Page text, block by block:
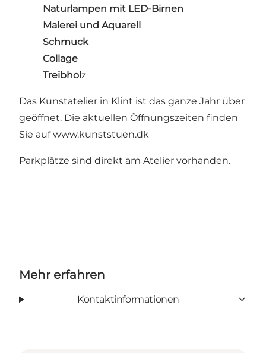
Naturlampen mit LED-Birnen
Malerei und Aquarell
Schmuck
Collage
Treibholz
Das Kunstatelier in Klint ist das ganze Jahr über
geöffnet. Die aktuellen Öffnungszeiten finden
Sie aufwww.kunststuen.dk
Parkplätze sind direkt am Atelier vorhanden.
Mehr erfahren
Kontaktinformationen